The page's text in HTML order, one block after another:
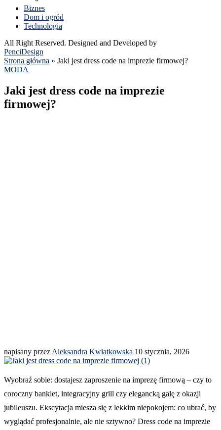
Biznes
Dom i ogród
Technologia
All Right Reserved. Designed and Developed by
PenciDesign
Strona główna » Jaki jest dress code na imprezie firmowej?
MODA
Jaki jest dress code na imprezie
firmowej?
napisany przez Aleksandra Kwiatkowska 10 stycznia, 2026
Wyobraź sobie: dostajesz zaproszenie na imprezę firmową – czy to
coroczny bankiet, integracyjny grill czy elegancką galę z okazji
jubileuszu. Ekscytacja miesza się z lekkim niepokojem: co ubrać, by
wyglądać profesjonalnie, ale nie sztywno? Dress code na imprezie